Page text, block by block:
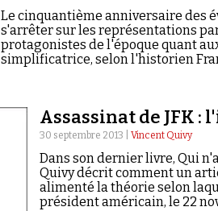
Le cinquantième anniversaire des
s'arrêter sur les représentations
protagonistes de l'époque quant
simplificatrice, selon l'historien
Assassinat de JFK
30 septembre 2013 | Vincent Quivy
Dans son dernier livre, Qui
Quivy décrit comment un
alimenté la théorie selon
président américain, le 22